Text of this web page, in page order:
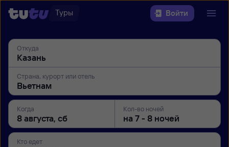
Туры Войти
Откуда
Страна, курорт или отель
Когда Кол-во ночей
Кто едет